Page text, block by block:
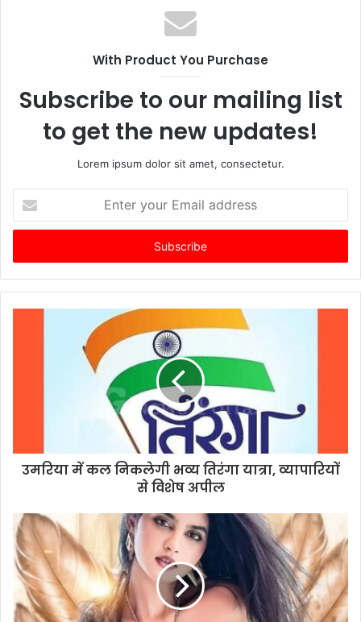
With Product You Purchase
Subscribe to our mailing list
to get the new updates!
Lorem ipsum dolor sit amet, consectetur.
your
Email
उमरिया में कल निकलेगी भव्य तिरंगा यात्रा, व्यापारियों
से विशेष अपील